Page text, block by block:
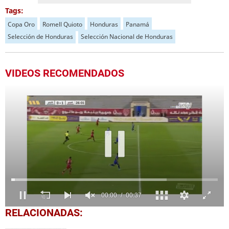
Tags:
Copa Oro Romell Quioto Honduras
Panamá
Selección de Honduras
Selección Nacional de Honduras
VIDEOS RECOMENDADOS
0
seconds
RELACIONADAS: